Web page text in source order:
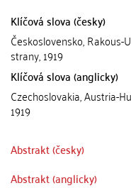
Klíčová slova (česky)
Československo, Rakous-
strany, 1919
Klíčová slova (anglicky)
Czechoslovakia, Austria-
1919
Abstrakt (česky)
Abstrakt (anglicky)